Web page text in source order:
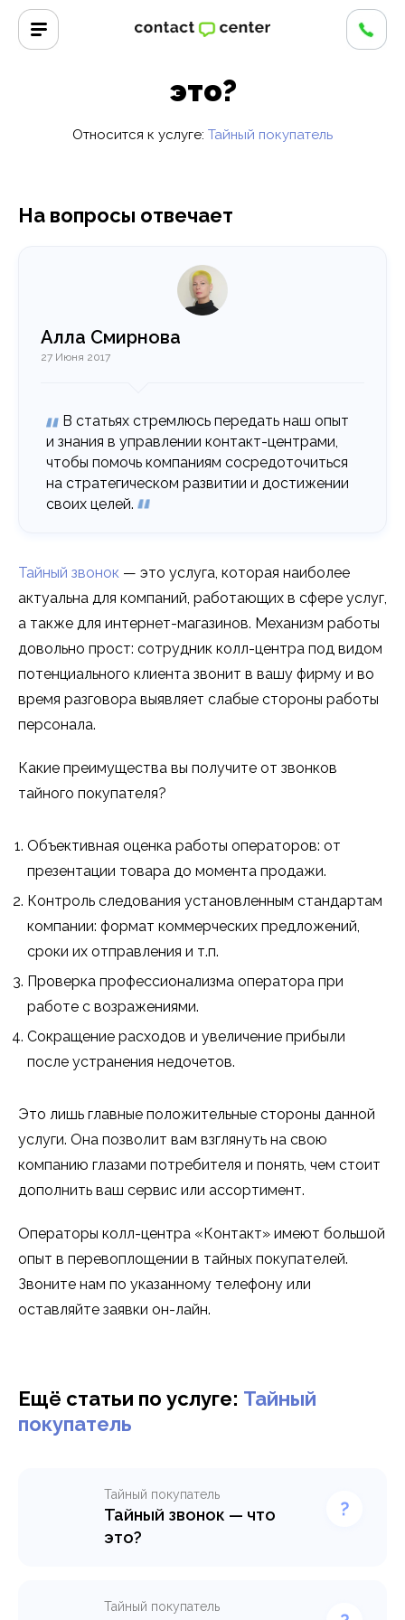
Главная
Тайный звонок — что
это?
Относится к услуге: Тайный покупатель
На вопросы отвечает
Алла Смирнова
27 Июня 2017
В статьях стремлюсь передать наш опыт
и знания в управлении контакт-центрами,
чтобы помочь компаниям сосредоточиться
на стратегическом развитии и достижении
своих целей.
Тайный звонок — это услуга, которая наиболее
актуальна для компаний, работающих в сфере услуг,
а также для интернет-магазинов. Механизм работы
довольно прост: сотрудник колл-центра под видом
потенциального клиента звонит в вашу фирму и во
время разговора выявляет слабые стороны работы
персонала.
Какие преимущества вы получите от звонков
тайного покупателя?
Объективная оценка работы операторов: от
презентации товара до момента продажи.
Контроль следования установленным стандартам
компании: формат коммерческих предложений,
сроки их отправления и т.п.
Проверка профессионализма оператора при
работе с возражениями.
Сокращение расходов и увеличение прибыли
после устранения недочетов.
Это лишь главные положительные стороны данной
услуги. Она позволит вам взглянуть на свою
компанию глазами потребителя и понять, чем стоит
дополнить ваш сервис или ассортимент.
Операторы колл-центра «Контакт» имеют большой
опыт в перевоплощении в тайных покупателей.
Звоните нам по указанному телефону или
оставляйте заявки он-лайн.
Ещё статьи по услуге: Тайный
покупатель
Тайный покупатель
Тайный звонок — что
это?
сотрудников? Колл-центр
Тайный покупатель